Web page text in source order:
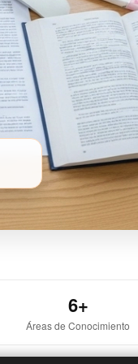
6+
Áreas de Conocimiento